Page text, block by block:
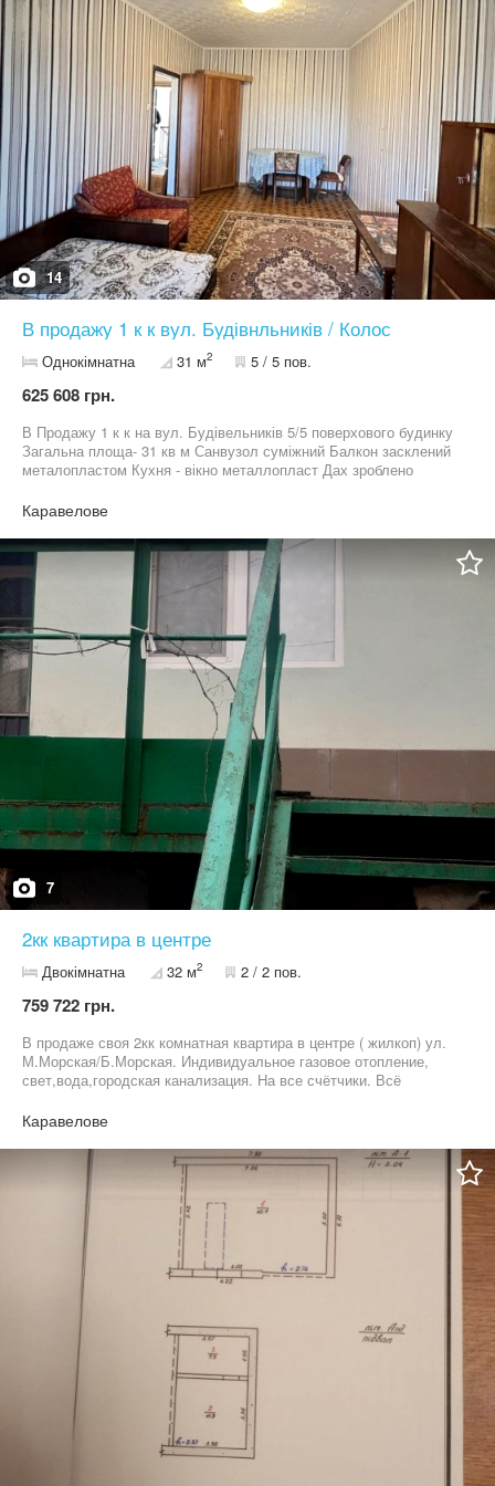
построен по технологии термоса. Очень тёплый, отопление
запускали только в сильные морозы. Территория всего
курятника позволяет содержать более 2000 голов
одновременно. Продаю в связи с тем, что ушёл служить с
первых дней. Жалко что всё это стоит без работы, а может
приносить кому-то деньги и пользу. У меня нет понимания когда
я вернусь, поэтому решил продать. Строил всё капитально, с
душой, для себя! Много свободной территории, есть
железобетонные закладные под теплицы общей пло
14
В продажу 1 к к вул. Будівнльників / Колос
Однокімнатна 31 м2 5 / 5 пов.
625 608 грн.
В Продажу 1 к к на вул. Будівельників 5/5 поверхового будинку
Загальна площа- 31 кв м Санвузол суміжний Балкон засклений
металопластом Кухня - вікно металлопласт Дах зроблено
Каравелове
7
2кк квартира в центре
Двокімнатна 32 м2 2 / 2 пов.
759 722 грн.
В продаже своя 2кк комнатная квартира в центре ( жилкоп) ул.
М.Морская/Б.Морская. Индивидуальное газовое отопление,
свет,вода,городская канализация. На все счётчики. Всё
МПО. Болер, кондиционер, спутниковое тв.остаются
покупателю. В квартире действующее печное отопление.
Закрытый двор. Во дворе имеется свое подсобное помещение.
Документы готовы к продаже. Отличная транспортная
розвязка.По всем вопросам звоните по тел: 06******76 Ирина.
Каравелове